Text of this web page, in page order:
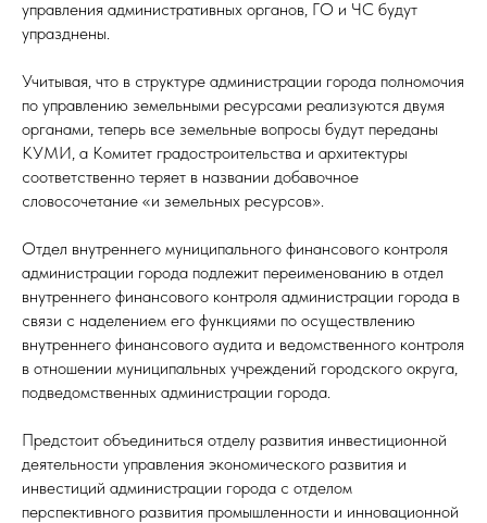
управления административных органов, ГО и ЧС будут
упразднены.
Учитывая, что в структуре администрации города полномочия
по управлению земельными ресурсами реализуются двумя
органами, теперь все земельные вопросы будут переданы
КУМИ, а Комитет градостроительства и архитектуры
соответственно теряет в названии добавочное
словосочетание «и земельных ресурсов».
Отдел внутреннего муниципального финансового контроля
администрации города подлежит переименованию в отдел
внутреннего финансового контроля администрации города в
связи с наделением его функциями по осуществлению
внутреннего финансового аудита и ведомственного контроля
в отношении муниципальных учреждений городского округа,
подведомственных администрации города.
Предстоит объединиться отделу развития инвестиционной
деятельности управления экономического развития и
инвестиций администрации города с отделом
перспективного развития промышленности и инновационной